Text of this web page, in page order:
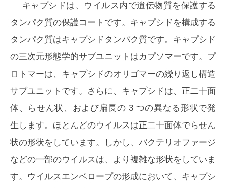
キャプシドは、ウイルス内で遺伝物質を保護する
タンパク質の保護コートです。キャプシドを構成する
タンパク質はキャプシドタンパク質です。キャプシド
の三次元形態学的サブユニットはカプソマーです。プ
ロトマーは、キャプシドのオリゴマーの繰り返し構造
サブユニットです。さらに、キャプシドは、正二十面
体、らせん状、および扁長の 3 つの異なる形状で発
生します。ほとんどのウイルスは正二十面体でらせん
状の形状をしています。しかし、バクテリオファージ
などの一部のウイルスは、より複雑な形状をしていま
す。ウイルスエンベロープの形成において、キャプシ